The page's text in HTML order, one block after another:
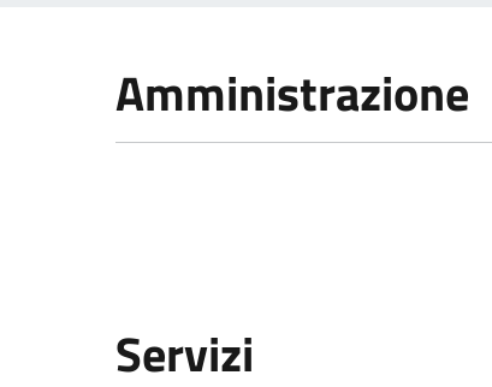
Amministrazione
Servizi